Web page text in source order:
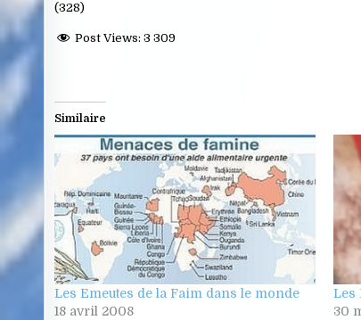
(328)
Post Views: 3 309
Similaire
Les Emeutes de la Faim dans le monde
18 avril 2008
Les
30